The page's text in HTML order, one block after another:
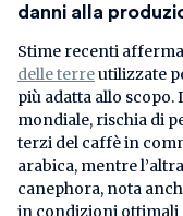
danni alla
Stime recenti
delle terreutilizzate
più adatta allo
mondiale, rischia di
terzi del caffè in
arabica, mentre
canephora, nota
in condizioni ottimali